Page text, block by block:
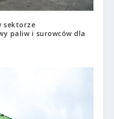
sektorze
paliw i surowców dla